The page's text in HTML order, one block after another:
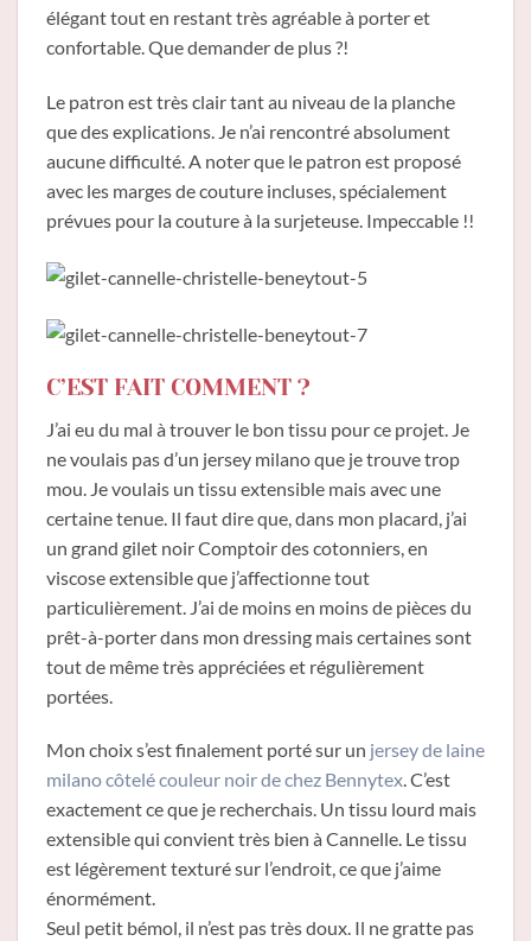
élégant tout en restant très agréable à porter et
confortable. Que demander de plus ?!
Le patron est très clair tant au niveau de la planche
que des explications. Je n’ai rencontré absolument
aucune difficulté. A noter que le patron est proposé
avec les marges de couture incluses, spécialement
prévues pour la couture à la surjeteuse. Impeccable !!
C’EST FAIT COMMENT ?
J’ai eu du mal à trouver le bon tissu pour ce projet. Je
ne voulais pas d’un jersey milano que je trouve trop
mou. Je voulais un tissu extensible mais avec une
certaine tenue. Il faut dire que, dans mon placard, j’ai
un grand gilet noir Comptoir des cotonniers, en
viscose extensible que j’affectionne tout
particulièrement. J’ai de moins en moins de pièces du
prêt-à-porter dans mon dressing mais certaines sont
tout de même très appréciées et régulièrement
portées.
Mon choix s’est finalement porté sur un jersey de laine
milano côtelé couleur noir de chez Bennytex. C’est
exactement ce que je recherchais. Un tissu lourd mais
extensible qui convient très bien à Cannelle. Le tissu
est légèrement texturé sur l’endroit, ce que j’aime
énormément.
Seul petit bémol, il n’est pas très doux. Il ne gratte pas